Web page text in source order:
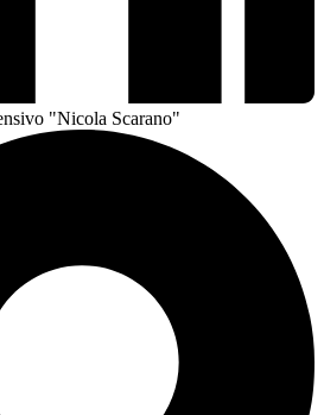
"Nicola Scarano"